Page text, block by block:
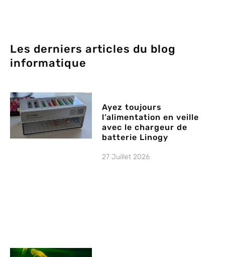
Les derniers articles du blog
informatique
Ayez toujours
l’alimentation en veille
avec le chargeur de
batterie Linogy
27 Juillet 2026